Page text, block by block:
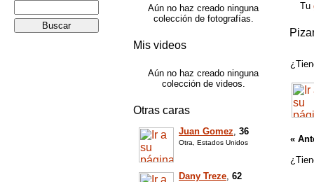
Aún no haz creado ninguna
colección de fotografías.
Mis videos
Aún no haz creado ninguna
colección de videos.
Otras caras
Juan Gomez, 36
Otra, Estados Unidos
Dany Treze, 62
Tu
«